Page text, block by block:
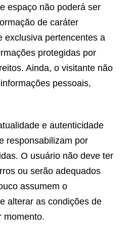
espaço não poderá ser
de caráter
exclusiva pertencentes a
protegidas por
Ainda, o visitante não
pessoais,
e autenticidade
responsabilizam por
O usuário não deve ter
ou serão adequados
assumem o
alterar as condições de
momento.